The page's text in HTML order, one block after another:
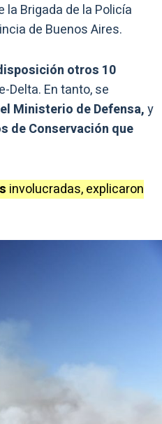
la Brigada de la Policía
de Buenos Aires.
otros 10
Delta. En tanto, se
Ministerio de Defensa,y
de Conservación que
involucradas, explicaron